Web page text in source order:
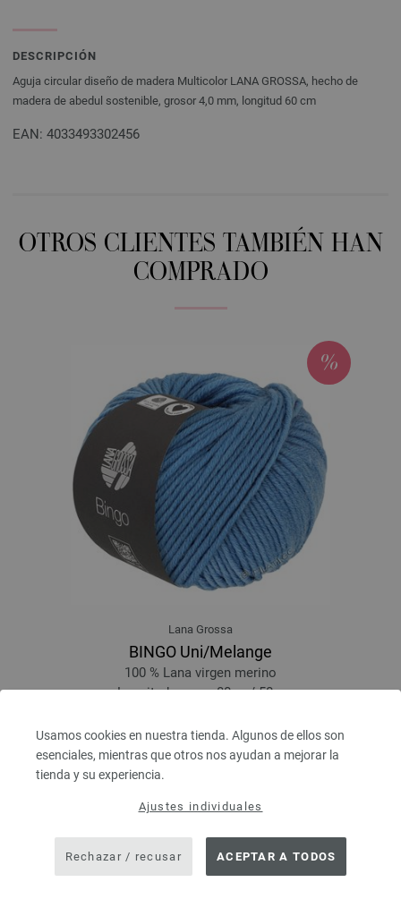
Usamos cookies en nuestra tienda. Algunos de ellos son
esenciales, mientras que otros nos ayudan a mejorar la
tienda y su experiencia.
Ajustes individuales
Rechazar / recusar ACEPTAR A TODOS
DESCRIPCIÓN
Aguja circular diseño de madera Multicolor LANA GROSSA, hecho de
madera de abedul sostenible, grosor 4,0 mm, longitud 60 cm
EAN: 4033493302456
OTROS CLIENTES TAMBIÉN HAN
COMPRADO
Lana Grossa
BINGO Uni/Melange
100 % Lana virgen merino
Longitud: aprox. 80 m / 50 g
3,28 €RRP:5,00 €
3,83 $
IVA no incluido, más gastos de envío, Precio base:65,60 € / kg